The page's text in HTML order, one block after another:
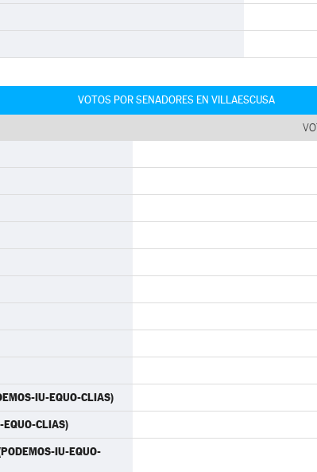
VOTOS POR SENADORES EN VILLAESCUSA
IU-EQUO-CLIAS)
CLIAS)
IU-EQUO-